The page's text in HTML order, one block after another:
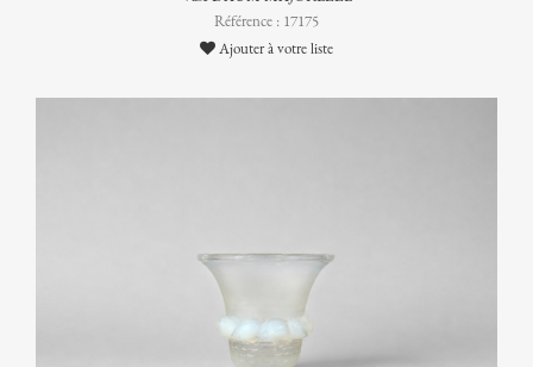
Référence : 17175
Ajouter à votre liste